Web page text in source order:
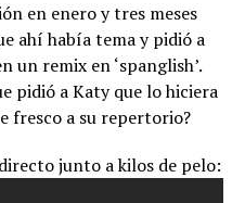
en enero y tres meses
ahí había tema y pidió a
un remix en ‘spanglish’.
pidió a Katy que lo hiciera
fresco a su repertorio?
junto a kilos de pelo: